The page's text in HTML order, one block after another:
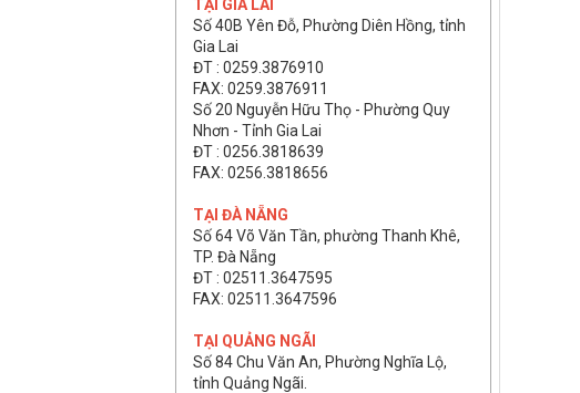
TẠI GIA LAI
Số 40B Yên Đỗ, Phường Diên Hồng, tỉnh
Gia Lai
ĐT : 0259.3876910
FAX: 0259.3876911
Số 20 Nguyễn Hữu Thọ - Phường Quy
Nhơn - Tỉnh Gia Lai
ĐT : 0256.3818639
FAX: 0256.3818656
TẠI ĐÀ NẴNG
Số 64 Võ Văn Tần, phường Thanh Khê,
TP. Đà Nẵng
ĐT : 02511.3647595
FAX: 02511.3647596
TẠI QUẢNG NGÃI
Số 84 Chu Văn An, Phường Nghĩa Lộ,
tỉnh Quảng Ngãi.